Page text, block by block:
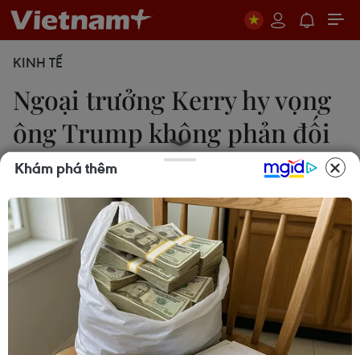
KINH TẾ
Ngoại trưởng Kerry hy vọng
ông Trump không phản đối
TPP
13/11/2016 04:18
Ngoại trưởng Mỹ John Kerry bày tỏ hy vọng Tổng
thống đắc cử Donald Trump sẽ từ bỏ sự phản đối
của mình đối với Hiệp định Đối tác xuyên Thái Bình
Dương (TPP) gây tranh cãi.
Khám phá thêm